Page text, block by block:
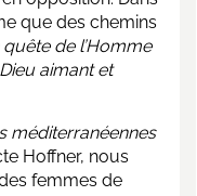
que des chemins
quête de l’Homme
aimant et
méditerranéennes
Hoffner, nous
femmes de